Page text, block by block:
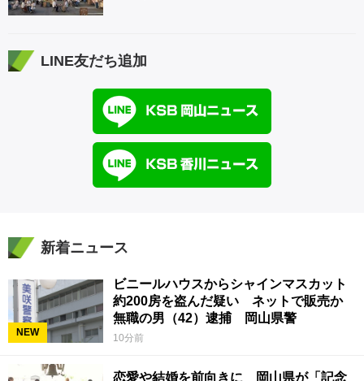
LINE友だち追加
新着ニュース
NEW
ビニールハウスからシャインマスカット
約200房を盗んだ疑い ネットで販売か
無職の男（42）逮捕 岡山県警
10分前
恋愛や結婚を前向きに 岡山県が「記念